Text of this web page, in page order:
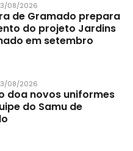
08/2026
de Gramado prepara
do projeto Jardins
em setembro
08/2026
doa novos uniformes
do Samu de